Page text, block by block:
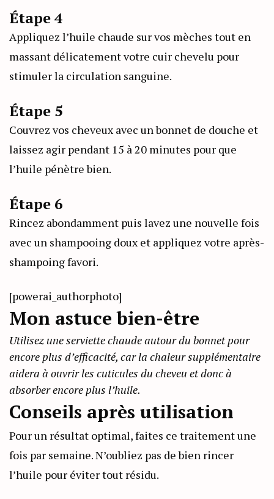
Étape 4
Appliquez l’huile chaude sur vos mèches tout en
massant délicatement votre cuir chevelu pour
stimuler la circulation sanguine.
Étape 5
Couvrez vos cheveux avec un bonnet de douche et
laissez agir pendant 15 à 20 minutes pour que
l’huile pénètre bien.
Étape 6
Rincez abondamment puis lavez une nouvelle fois
avec un shampooing doux et appliquez votre après-
shampoing favori.
[powerai_authorphoto]
Mon astuce bien-être
Utilisez une serviette chaude autour du bonnet pour
encore plus d’efficacité, car la chaleur supplémentaire
aidera à ouvrir les cuticules du cheveu et donc à
absorber encore plus l’huile.
Conseils après utilisation
Pour un résultat optimal, faites ce traitement une
fois par semaine. N’oubliez pas de bien rincer
l’huile pour éviter tout résidu.